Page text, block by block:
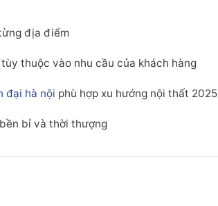
địa điểm
thuộc vào nhu cầu của khách hàng
đại hà nội phù hợp xu hướng nội thất 2025
bỉ và thời thượng